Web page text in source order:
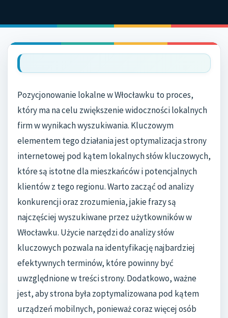
Pozycjonowanie lokalne w Włocławku to proces,
który ma na celu zwiększenie widoczności lokalnych
firm w wynikach wyszukiwania. Kluczowym
elementem tego działania jest optymalizacja strony
internetowej pod kątem lokalnych słów kluczowych,
które są istotne dla mieszkańców i potencjalnych
klientów z tego regionu. Warto zacząć od analizy
konkurencji oraz zrozumienia, jakie frazy są
najczęściej wyszukiwane przez użytkowników w
Włocławku. Użycie narzędzi do analizy słów
kluczowych pozwala na identyfikację najbardziej
efektywnych terminów, które powinny być
uwzględnione w treści strony. Dodatkowo, ważne
jest, aby strona była zoptymalizowana pod kątem
urządzeń mobilnych, ponieważ coraz więcej osób